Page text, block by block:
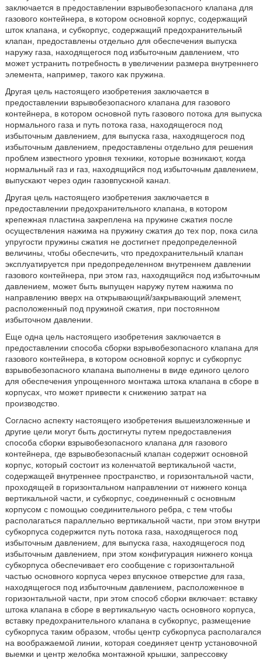
заключается в предоставлении взрывобезопасного клапана для
газового контейнера, в котором основной корпус, содержащий
шток клапана, и субкорпус, содержащий предохранительный
клапан, предоставлены отдельно для обеспечения выпуска
наружу газа, находящегося под избыточным давлением, что
может устранить потребность в увеличении размера внутреннего
элемента, например, такого как пружина.
Другая цель настоящего изобретения заключается в
предоставлении взрывобезопасного клапана для газового
контейнера, в котором основной путь газового потока для выпуска
нормального газа и путь потока газа, находящегося под
избыточным давлением, для выпуска газа, находящегося под
избыточным давлением, предоставлены отдельно для решения
проблем известного уровня техники, которые возникают, когда
нормальный газ и газ, находящийся под избыточным давлением,
выпускают через один газовпускной канал.
Другая цель настоящего изобретения заключается в
предоставлении предохранительного клапана, в котором
крепежная пластина закреплена на пружине сжатия после
осуществления нажима на пружину сжатия до тех пор, пока сила
упругости пружины сжатия не достигнет предопределенной
величины, чтобы обеспечить, что предохранительный клапан
эксплуатируется при предопределенном внутреннем давлении
газового контейнера, при этом газ, находящийся под избыточным
давлением, может быть выпущен наружу путем нажима по
направлению вверх на открывающий/закрывающий элемент,
расположенный под пружиной сжатия, при постоянном
избыточном давлении.
Еще одна цель настоящего изобретения заключается в
предоставлении способа сборки взрывобезопасного клапана для
газового контейнера, в котором основной корпус и субкорпус
взрывобезопасного клапана выполнены в виде единого целого
для обеспечения упрощенного монтажа штока клапана в сборе в
корпусах, что может привести к снижению затрат на
производство.
Согласно аспекту настоящего изобретения вышеизложенные и
другие цели могут быть достигнуты путем предоставления
способа сборки взрывобезопасного клапана для газового
контейнера, где взрывобезопасный клапан содержит основной
корпус, который состоит из коленчатой вертикальной части,
содержащей внутреннее пространство, и горизонтальной части,
проходящей в горизонтальном направлении от нижнего конца
вертикальной части, и субкорпус, соединенный с основным
корпусом с помощью соединительного ребра, с тем чтобы
располагаться параллельно вертикальной части, при этом внутри
субкорпуса содержится путь потока газа, находящегося под
избыточным давлением, для выпуска газа, находящегося под
избыточным давлением, при этом конфигурация нижнего конца
субкорпуса обеспечивает его сообщение с горизонтальной
частью основного корпуса через впускное отверстие для газа,
находящегося под избыточным давлением, расположенное в
горизонтальной части, при этом способ сборки включает: вставку
штока клапана в сборе в вертикальную часть основного корпуса,
вставку предохранительного клапана в субкорпус, размещение
субкорпуса таким образом, чтобы центр субкорпуса располагался
на воображаемой линии, которая соединяет центр установочной
выемки и центр желобка монтажной крышки, запрессовку